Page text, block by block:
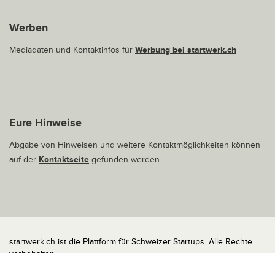
Werben
Mediadaten und Kontaktinfos für Werbung bei startwerk.ch
Eure Hinweise
Abgabe von Hinweisen und weitere Kontaktmöglichkeiten können
auf der Kontaktseite gefunden werden.
startwerk.ch ist die Plattform für Schweizer Startups. Alle Rechte